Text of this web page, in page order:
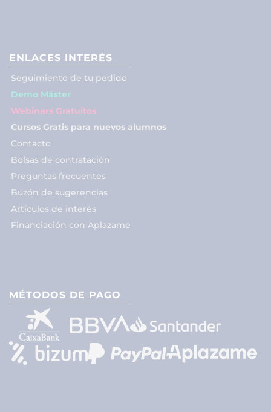
ENLACES INTERÉS
Seguimiento de tu pedido
Demo Máster
Webinars Gratuitos
Cursos Gratis para nuevos alumnos
Contacto
Bolsas de contratación
Preguntas frecuentes
Buzón de sugerencias
Artículos de interés
Financiación con Aplazame
MÉTODOS DE PAGO